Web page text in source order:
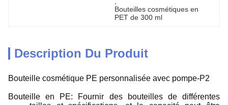
Bouteilles cosmétiques en
PET de 300 ml
Description Du Produit
Bouteille cosmétique PE personnalisée avec pompe-P2
Bouteille en PE: Fournir des bouteilles de différentes